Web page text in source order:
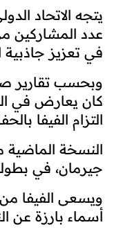
يتجه الاتحاد
في تعزيز جاذبية
وبحسب تقارير
كان يعارض في
التزام الفيفا
النسخة
جيرمان، في
ويسعى الفيفا
أسماء بارزة عن